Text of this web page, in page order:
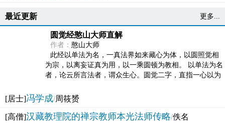
最近更新 更多...
圆觉经憨山大师直解
作者： 憨山大师
此经以单法为名，一真法界如来藏心为体，以圆照觉相
为宗，以离妄证真为用，以一乘圆顿为教相。 以单法为名
者，论云所言法者，谓众生心。圆觉二字，直指一心以为
[居士]冯学成/周筱赟
[高僧]汉藏教理院的禅宗教师本光法师传略/佚名